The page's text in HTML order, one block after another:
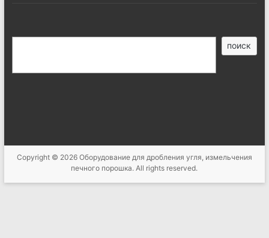
поиск
Copyright © 2026 Оборудование для дробления угля, измельчения
печного порошка. All rights reserved.